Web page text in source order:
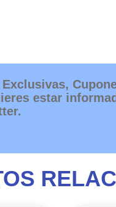
estar